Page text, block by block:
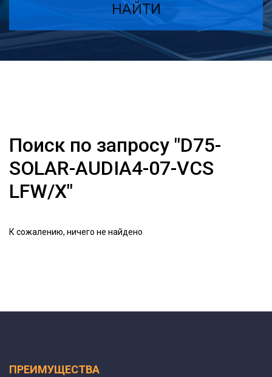
НАЙТИ
Поиск по запросу "D75-
SOLAR-AUDIA4-07-VCS
LFW/X"
К сожалению, ничего не найдено
ПРЕИМУЩЕСТВА